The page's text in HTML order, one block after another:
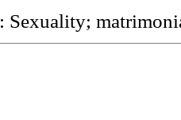
: Sexuality;